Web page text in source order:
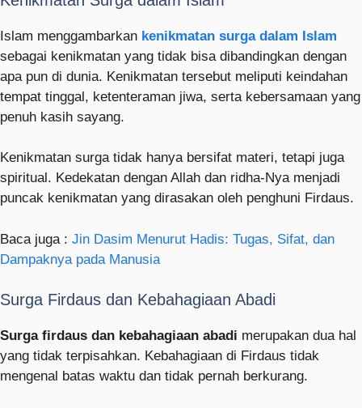
Islam menggambarkan kenikmatan surga dalam Islam
sebagai kenikmatan yang tidak bisa dibandingkan dengan
apa pun di dunia. Kenikmatan tersebut meliputi keindahan
tempat tinggal, ketenteraman jiwa, serta kebersamaan yang
penuh kasih sayang.
Kenikmatan surga tidak hanya bersifat materi, tetapi juga
spiritual. Kedekatan dengan Allah dan ridha-Nya menjadi
puncak kenikmatan yang dirasakan oleh penghuni Firdaus.
Baca juga : Jin Dasim Menurut Hadis: Tugas, Sifat, dan
Dampaknya pada Manusia
Surga Firdaus dan Kebahagiaan Abadi
Surga firdaus dan kebahagiaan abadi merupakan dua hal
yang tidak terpisahkan. Kebahagiaan di Firdaus tidak
mengenal batas waktu dan tidak pernah berkurang.